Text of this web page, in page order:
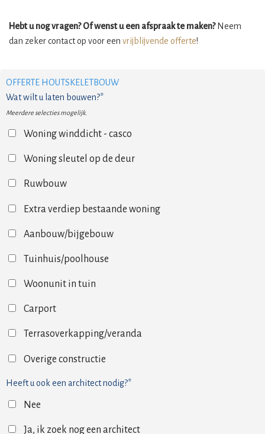
Hebt u nog vragen? Of wenst u een afspraak te maken?Neem
dan zeker contact op voor een vrijblijvende offerte!
OFFERTE HOUTSKELETBOUW
Wat wilt u laten bouwen?*
Meerdere selecties mogelijk.
Woning winddicht - casco
Woning sleutel op de deur
Ruwbouw
Extra verdiep bestaande woning
Aanbouw/bijgebouw
Tuinhuis/poolhouse
Woonunit in tuin
Carport
Terrasoverkapping/veranda
Overige constructie
Heeft u ook een architect nodig?*
Nee
Ja, ik zoek nog een architect